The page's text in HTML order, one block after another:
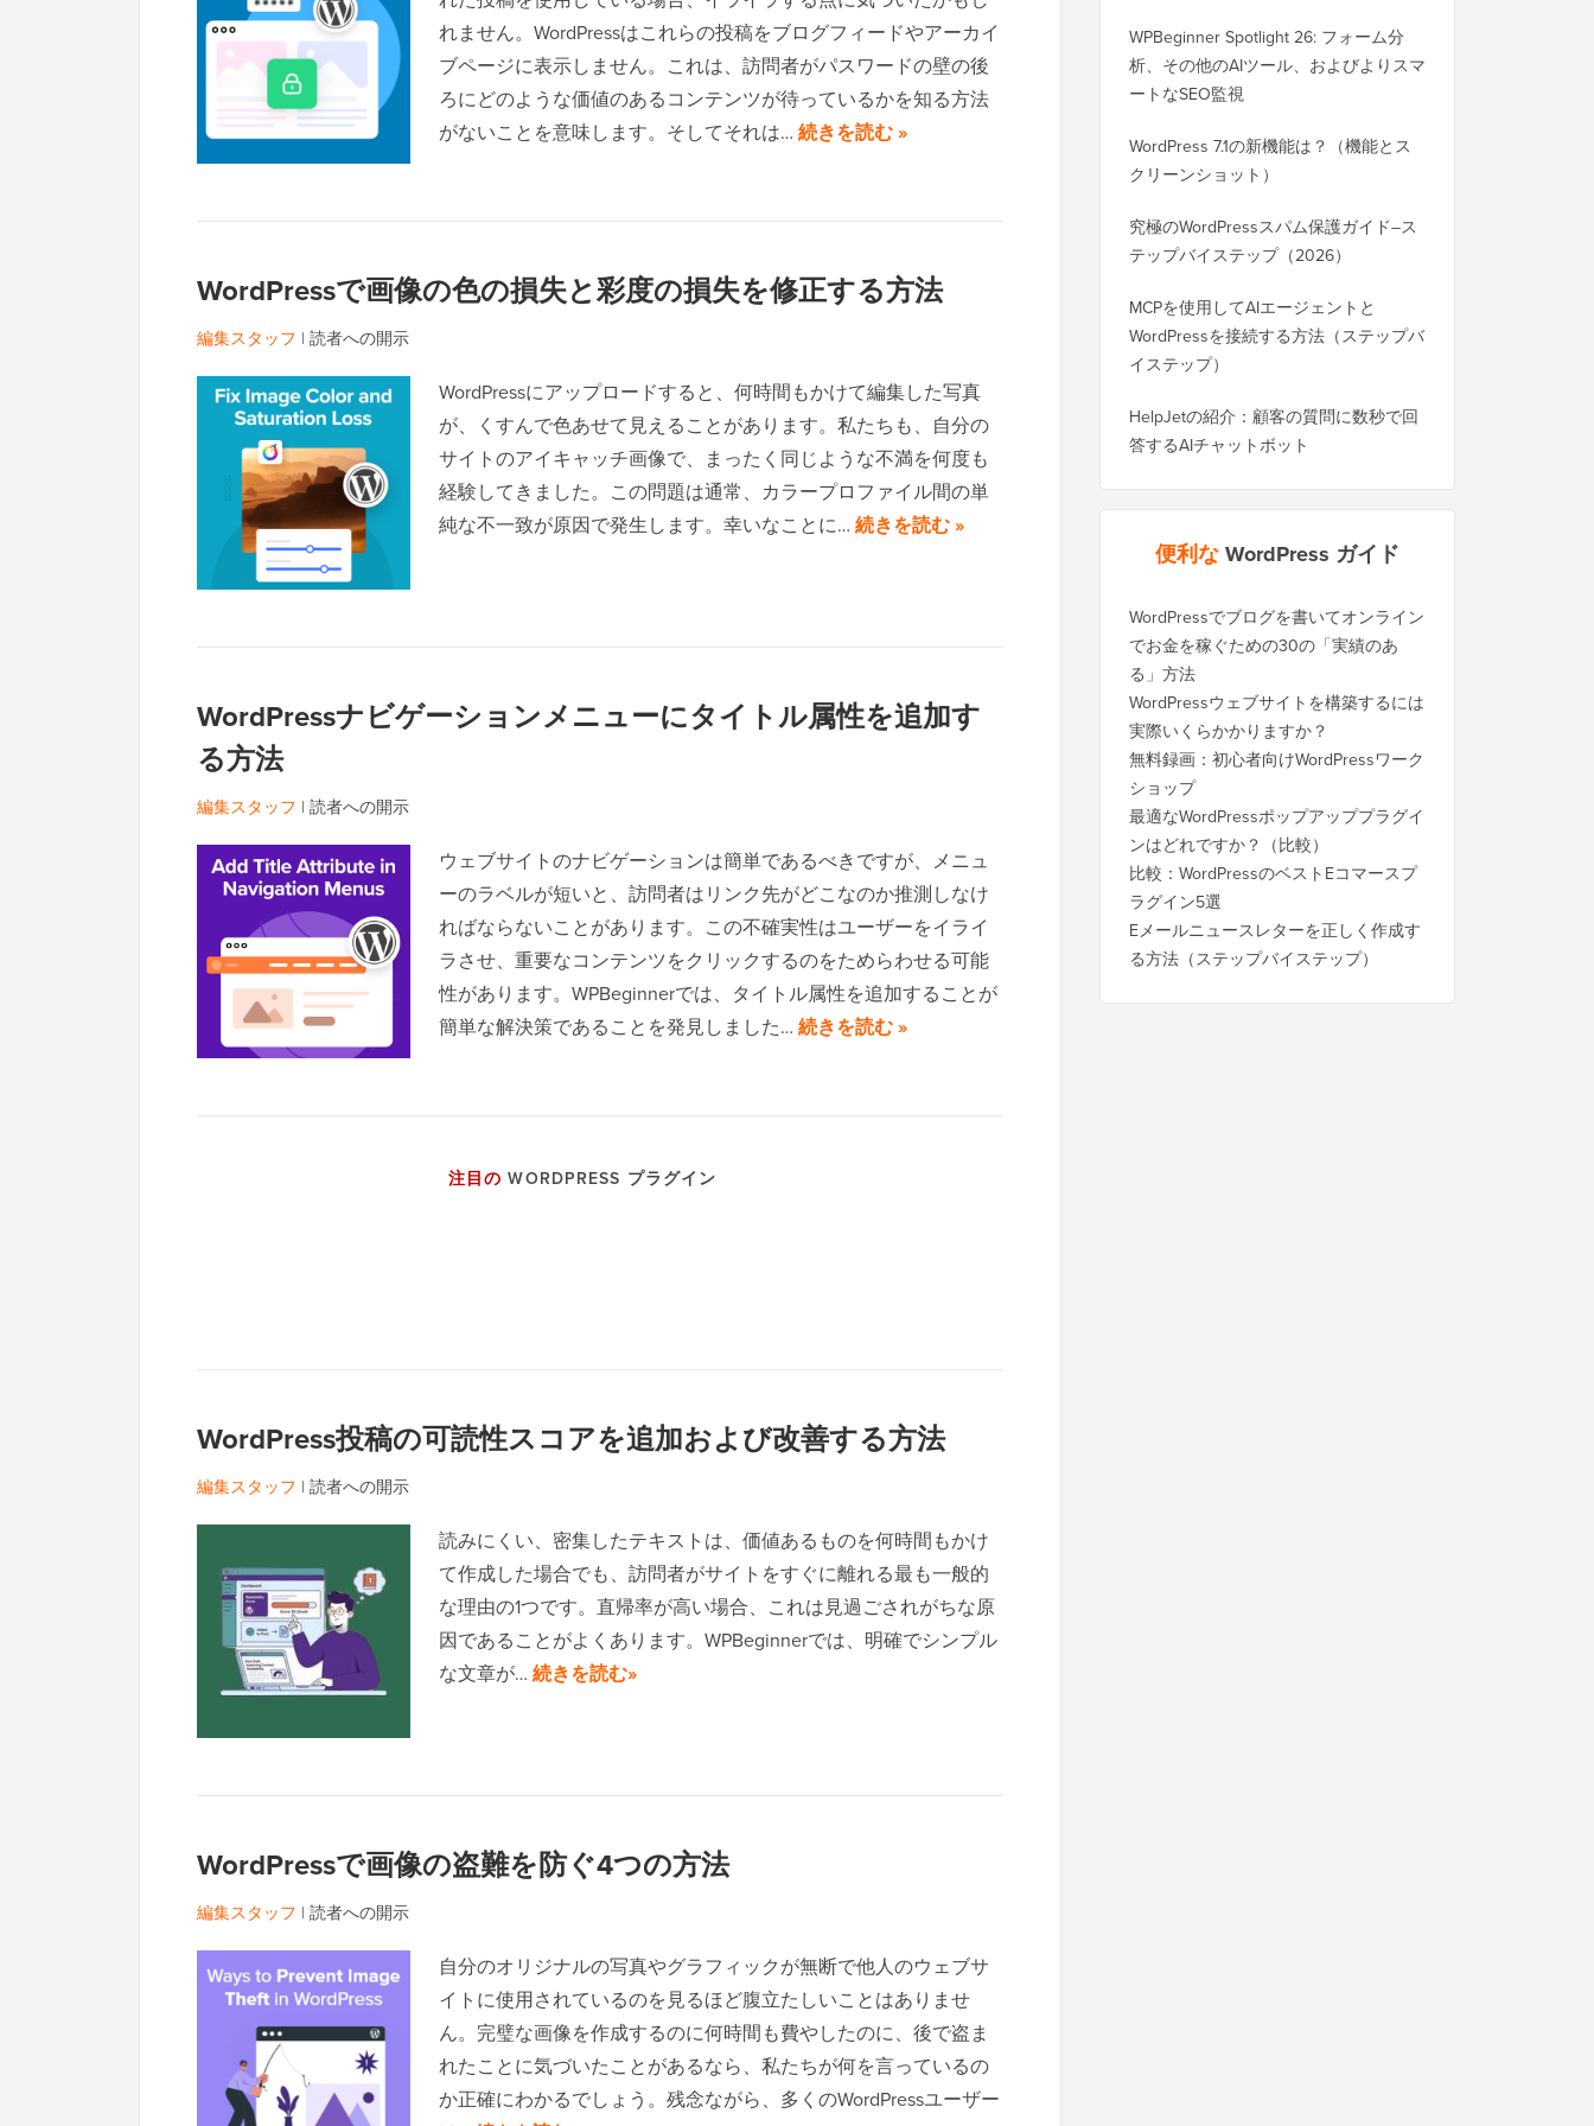
れません。WordPressはこれらの投稿をブログフィードやアーカイ
ブページに表示しません。これは、訪問者がパスワードの壁の後
ろにどのような価値のあるコンテンツが待っているかを知る方法
がないことを意味します。そしてそれは… 続きを読む »
WordPressで画像の色の損失と彩度の損失を修正する方法
編集スタッフ | 読者への開示
WordPressにアップロードすると、何時間もかけて編集した写真
が、くすんで色あせて見えることがあります。私たちも、自分の
サイトのアイキャッチ画像で、まったく同じような不満を何度も
経験してきました。この問題は通常、カラープロファイル間の単
純な不一致が原因で発生します。幸いなことに… 続きを読む »
WordPressナビゲーションメニューにタイトル属性を追加す
る方法
編集スタッフ | 読者への開示
ウェブサイトのナビゲーションは簡単であるべきですが、メニュ
ーのラベルが短いと、訪問者はリンク先がどこなのか推測しなけ
ればならないことがあります。この不確実性はユーザーをイライ
ラさせ、重要なコンテンツをクリックするのをためらわせる可能
性があります。WPBeginnerでは、タイトル属性を追加することが
簡単な解決策であることを発見しました… 続きを読む »
注目の WORDPRESS プラグイン
WordPress投稿の可読性スコアを追加および改善する方法
編集スタッフ | 読者への開示
読みにくい、密集したテキストは、価値あるものを何時間もかけ
て作成した場合でも、訪問者がサイトをすぐに離れる最も一般的
な理由の1つです。直帰率が高い場合、これは見過ごされがちな原
因であることがよくあります。WPBeginnerでは、明確でシンプル
な文章が… 続きを読む»
WordPressで画像の盗難を防ぐ4つの方法
編集スタッフ | 読者への開示
自分のオリジナルの写真やグラフィックが無断で他人のウェブサ
イトに使用されているのを見るほど腹立たしいことはありませ
ん。完璧な画像を作成するのに何時間も費やしたのに、後で盗ま
れたことに気づいたことがあるなら、私たちが何を言っているの
か正確にわかるでしょう。残念ながら、多くのWordPressユーザー
WPBeginner Spotlight 26: フォーム分
析、その他のAIツール、およびよりスマ
ートなSEO監視
WordPress 7.1の新機能は？（機能とス
クリーンショット）
究極のWordPressスパム保護ガイド–ス
テップバイステップ（2026）
MCPを使用してAIエージェントと
WordPressを接続する方法（ステップバ
イステップ）
HelpJetの紹介：顧客の質問に数秒で回
答するAIチャットボット
便利なWordPress ガイド
WordPressでブログを書いてオンライン
でお金を稼ぐための30の「実績のあ
る」方法
WordPressウェブサイトを構築するには
実際いくらかかりますか？
無料録画：初心者向けWordPressワーク
ショップ
最適なWordPressポップアッププラグイ
ンはどれですか？（比較）
比較：WordPressのベストEコマースプ
ラグイン5選
Eメールニュースレターを正しく作成す
る方法（ステップバイステップ）